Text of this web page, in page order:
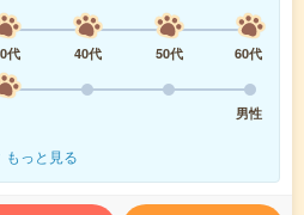
代 40代 50代
60代
男性
もっと見る